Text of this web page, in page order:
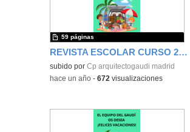
REVISTA ESCOLAR CURSO 2024-25
Contenido educativo.
subido porCp arquitectogaudi madrid
59 páginas
-hace un año -672 visualizaciones